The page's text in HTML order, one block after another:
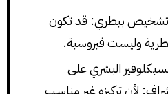
تشخيص بيطري: قد تكون
وليست فيروسية.
البشري على